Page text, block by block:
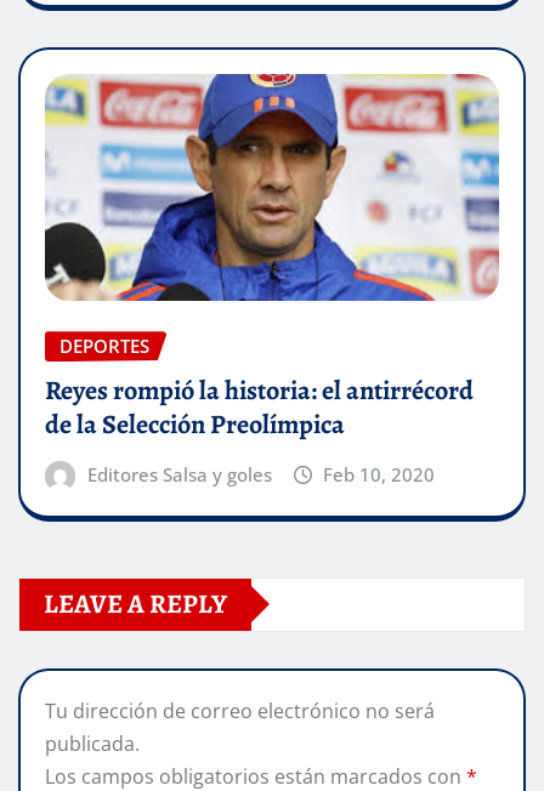
DEPORTES
Reyes rompió la historia: el antirrécord
de la Selección Preolímpica
Editores Salsa y goles Feb 10, 2020
LEAVE A REPLY
Tu dirección de correo electrónico no será
publicada.
Los campos obligatorios están marcados con *